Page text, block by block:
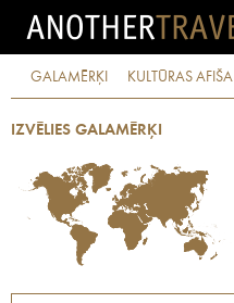
GALAMĒRĶI KULTŪRAS AFIŠA
IZVĒLIES GALAMĒRĶI